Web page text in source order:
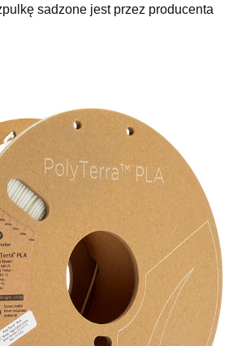
sadzone jest przez producenta